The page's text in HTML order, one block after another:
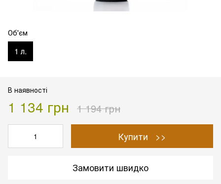
Об'єм
1 л.
В наявності
1 134 грн 1 194 грн
Купити >>
Замовити швидко